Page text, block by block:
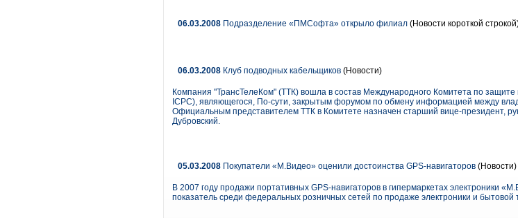
06.03.2008 Подразделение «ПМСофта» открыло филиал (Новости короткой
06.03.2008 Клуб подводных кабельщиков (Новости)
Компания "ТрансТелеКом" (ТТК) вошла в состав Международного Комитета по
ICPC), являющегося, По-сути, закрытым форумом по обмену информацией между
Официальным представителем ТТК в Комитете назначен старший вице-президент,
Дубровский.
05.03.2008 Покупатели «М.Видео» оценили достоинства GPS-навигаторов (Новости)
В 2007 году продажи портативных GPS-навигаторов в гипермаркетах электроники
показатель среди федеральных розничных сетей по продаже электроники и бытовой